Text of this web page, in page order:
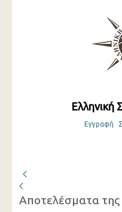
Ελληνική
Εγγραφή